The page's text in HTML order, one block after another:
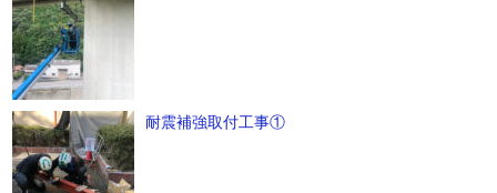
耐震補強取付工事①